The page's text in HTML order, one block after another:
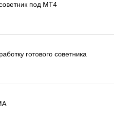
под MT4
готового советника